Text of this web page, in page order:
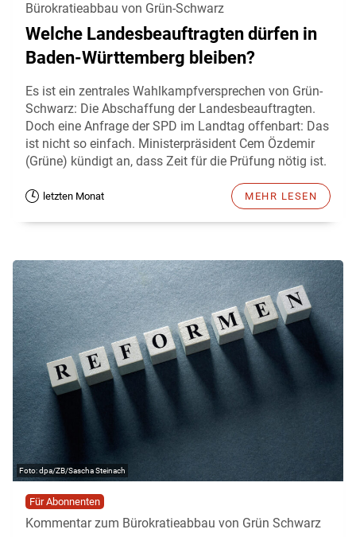
Bürokratieabbau von Grün-Schwarz
Welche Landesbeauftragten dürfen in
Baden-Württemberg bleiben?
Es ist ein zentrales Wahlkampfversprechen von Grün-
Schwarz: Die Abschaffung der Landesbeauftragten.
Doch eine Anfrage der SPD im Landtag offenbart: Das
ist nicht so einfach. Ministerpräsident Cem Özdemir
(Grüne) kündigt an, dass Zeit für die Prüfung nötig ist.
letzten Monat MEHR LESEN
dpa/ZB/Sascha Steinach
Für Abonnenten
Kommentar zum Bürokratieabbau von Grün Schwarz